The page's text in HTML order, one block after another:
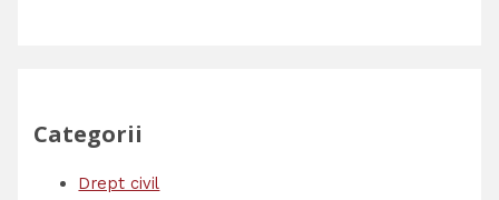
Categorii
Drept civil